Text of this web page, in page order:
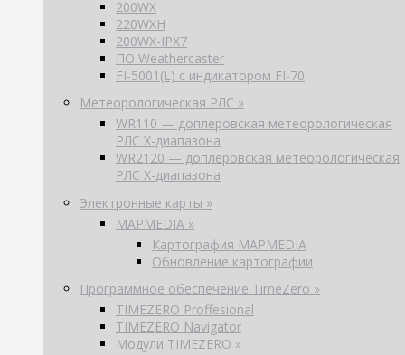
200WX
220WXH
200WX-IPX7
ПО Weathercaster
FI-5001(L) с индикатором FI-70
Метеорологическая РЛС »
WR110 — доплеровская метеорологическая
РЛС X-диапазона
WR2120 — доплеровская метеорологическая
РЛС X-диапазона
Электронные карты »
MAPMEDIA »
Картография MAPMEDIA
Обновление картографии
Программное обеспечение TimeZero »
TIMEZERO Proffesional
TIMEZERO Navigator
Модули TIMEZERO »